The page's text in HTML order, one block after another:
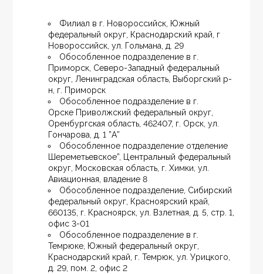
Филиал в г. Новороссийск, Южный
федеральный округ, Краснодарский край, г
Новороссийск, ул. Гольмана, д. 29
Обособленное подразделение в г.
Приморск, Северо-Западный федеральный
округ, Ленинградская область, Выборгский р-
н, г. Приморск
Обособленное подразделение в г.
Орске Приволжский федеральный округ,
Оренбургская область, 462407, г. Орск, ул.
Гончарова, д. 1 ”А”
Обособленное подразделение отделение
Шереметьевское”, Центральный федеральный
округ, Московская область, г. Химки, ул.
Авиационная, владение 8
Обособленное подразделение, Сибирский
федеральный округ, Красноярский край,
660135, г. Красноярск, ул. Взлетная, д. 5, стр. 1,
офис 3-01
Обособленное подразделение в г.
Темрюке, Южный федеральный округ,
Краснодарский край, г. Темрюк, ул. Урицкого,
д. 29, пом. 2, офис 2